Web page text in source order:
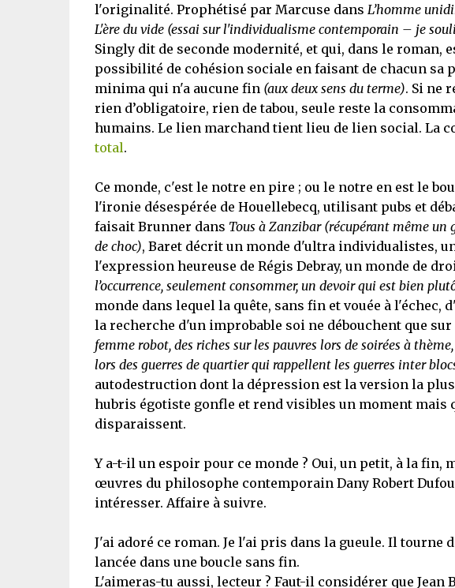
l'originalité. Prophétisé par Marcuse dans L’homme
L'ère du vide (essai sur l'individualisme contemporain – je
Singly dit de seconde modernité, et qui, dans le roman,
possibilité de cohésion sociale en faisant de chacun sa
minima qui n'a aucune fin (aux deux sens du terme). Si ne
rien d’obligatoire, rien de tabou, seule reste la
humains. Le lien marchand tient lieu de lien social. La
total.
Ce monde, c'est le notre en pire ; ou le notre en est le
l'ironie désespérée de Houellebecq, utilisant pubs et
faisait Brunner dans Tous à Zanzibar (récupérant même un
de choc), Baret décrit un monde d'ultra individualistes,
l'expression heureuse de Régis Debray, un monde de
l’occurrence, seulement consommer, un devoir qui est bien
monde dans lequel la quête, sans fin et vouée à
la recherche d'un improbable soi ne débouchent que
femme robot, des riches sur les pauvres lors de soirées à
lors des guerres de quartier qui rappellent les guerres inter
autodestruction dont la dépression est la version la
hubris égotiste gonfle et rend visibles un moment mais
disparaissent.
Y a-t-il un espoir pour ce monde ? Oui, un petit, à la fin,
œuvres du philosophe contemporain Dany Robert
intéresser. Affaire à suivre.
J'ai adoré ce roman. Je l'ai pris dans la gueule. Il tourne
lancée dans une boucle sans fin.
L'aimeras-tu aussi, lecteur ? Faut-il considérer que Jean